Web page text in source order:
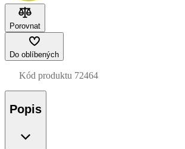
Porovnat
Do oblíbených
Kód produktu 72464
Popis